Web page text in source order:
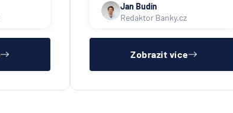
Jan Budín
Redaktor Banky.cz
Zobrazit více